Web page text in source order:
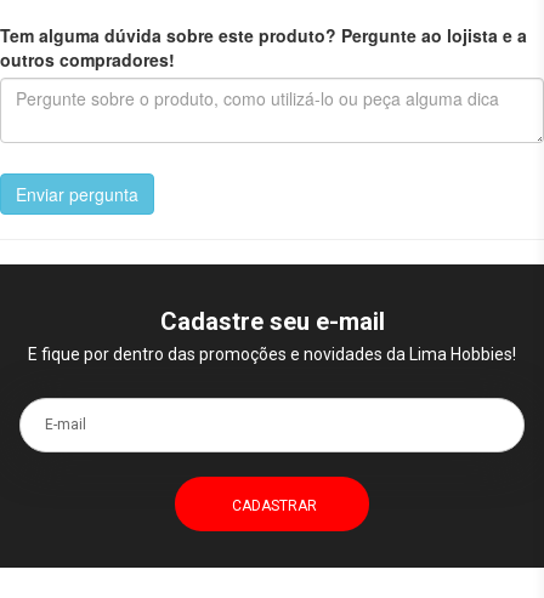
Tem alguma dúvida sobre este produto? Pergunte ao lojista e a
outros compradores!
Enviar pergunta
Cadastre seu e-mail
E fique por dentro das promoções e novidades da Lima Hobbies!
E-mail